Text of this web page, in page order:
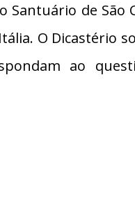
Santuário de São
O Dicastério
ao